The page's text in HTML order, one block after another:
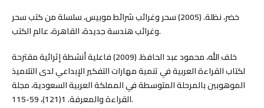
خضر، نظلة. (2005) سحر وغرائب شرائط موبيس، سلسلة من كتب سحر
وغرائب هندسة جديدة، القاهرة، عالم الكتب.
خلف الله، محمود عبد الحافظ. (2009) فاعلية أنشطة إثرائية مقترحة
لكتاب القراءة العربية في تنمية مهارات التفكير الإبداعي لدى التلاميذ
الموهوبين بالمرحلة المتوسطة في المملكة العربية السعودية، مجلة
القراءة والمعرفة. 1(121)، 59-115.